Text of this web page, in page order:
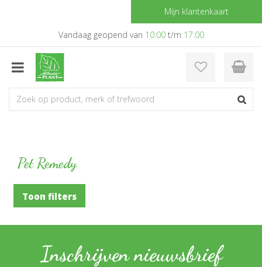
a
Mijn klantenkaart
Vandaag geopend van 10:00t/m 17:00
Pet Remedy
Toon filters
Inschrijven nieuwsbrief